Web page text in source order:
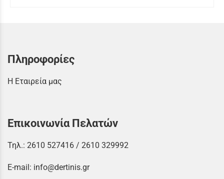
Πληροφορίες
Η Εταιρεία μας
Επικοινωνία Πελατών
Τηλ.: 2610 527416 / 2610 329992
E-mail: info@dertinis.gr